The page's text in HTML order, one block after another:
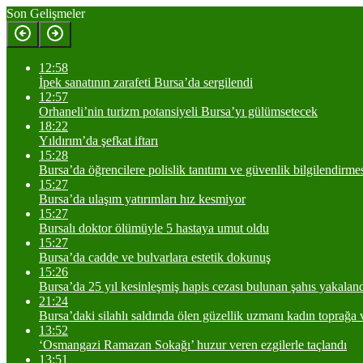
Son Gelişmeler
12:58
İpek sanatının zarafeti Bursa’da sergilendi
12:57
Orhaneli’nin turizm potansiyeli Bursa’yı gülümsetecek
18:22
Yıldırım’da şefkat iftarı
15:28
Bursa’da öğrencilere polislik tanıtımı ve güvenlik
15:27
Bursa’da ulaşım yatırımları hız kesmiyor
15:27
Bursalı doktor ölümüyle 5 hastaya umut oldu
15:27
Bursa’da cadde ve bulvarlara estetik dokunuş
15:26
Bursa’da 25 yıl kesinleşmiş hapis cezası bulunan şahıs
21:24
Bursa’daki silahlı saldırıda ölen güzellik uzmanı kadın toprağa
13:52
‘Osmangazi Ramazan Sokağı’ huzur veren ezgilerle taçlandı
13:51